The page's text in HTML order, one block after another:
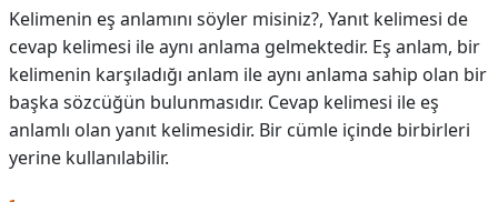
Kelimenin eş anlamını söyler misiniz?, Yanıt kelimesi de
cevap kelimesi ile aynı anlama gelmektedir. Eş anlam, bir
kelimenin karşıladığı anlam ile aynı anlama sahip olan bir
başka sözcüğün bulunmasıdır. Cevap kelimesi ile eş
anlamlı olan yanıt kelimesidir. Bir cümle içinde birbirleri
yerine kullanılabilir.